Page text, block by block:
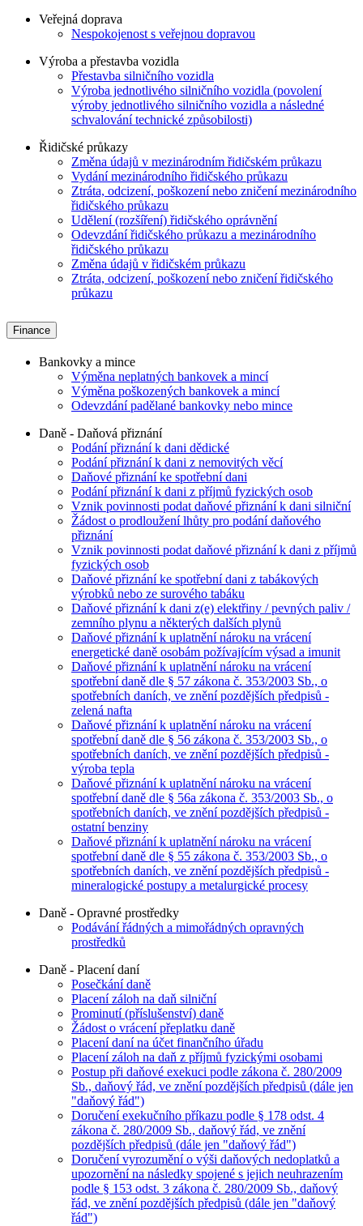
Veřejná doprava
Nespokojenost s veřejnou dopravou
Výroba a přestavba vozidla
Přestavba silničního vozidla
Výroba jednotlivého silničního vozidla (povolení
výroby jednotlivého silničního vozidla a následné
schvalování technické způsobilosti)
Řidičské průkazy
Změna údajů v mezinárodním řidičském průkazu
Vydání mezinárodního řidičského průkazu
Ztráta, odcizení, poškození nebo zničení mezinárodního
řidičského průkazu
Udělení (rozšíření) řidičského oprávnění
Odevzdání řidičského průkazu a mezinárodního
řidičského průkazu
Změna údajů v řidičském průkazu
Ztráta, odcizení, poškození nebo zničení řidičského
průkazu
Finance
Bankovky a mince
Výměna neplatných bankovek a mincí
Výměna poškozených bankovek a mincí
Odevzdání padělané bankovky nebo mince
Daně - Daňová přiznání
Podání přiznání k dani dědické
Podání přiznání k dani z nemovitých věcí
Daňové přiznání ke spotřební dani
Podání přiznání k dani z příjmů fyzických osob
Vznik povinnosti podat daňové přiznání k dani silniční
Žádost o prodloužení lhůty pro podání daňového
přiznání
Vznik povinnosti podat daňové přiznání k dani z příjmů
fyzických osob
Daňové přiznání ke spotřební dani z tabákových
výrobků nebo ze surového tabáku
Daňové přiznání k dani z(e) elektřiny / pevných paliv /
zemního plynu a některých dalších plynů
Daňové přiznání k uplatnění nároku na vrácení
energetické daně osobám požívajícím výsad a imunit
Daňové přiznání k uplatnění nároku na vrácení
spotřební daně dle § 57 zákona č. 353/2003 Sb., o
spotřebních daních, ve znění pozdějších předpisů -
zelená nafta
Daňové přiznání k uplatnění nároku na vrácení
spotřební daně dle § 56 zákona č. 353/2003 Sb., o
spotřebních daních, ve znění pozdějších předpisů -
výroba tepla
Daňové přiznání k uplatnění nároku na vrácení
spotřební daně dle § 56a zákona č. 353/2003 Sb., o
spotřebních daních, ve znění pozdějších předpisů -
ostatní benziny
Daňové přiznání k uplatnění nároku na vrácení
spotřební daně dle § 55 zákona č. 353/2003 Sb., o
spotřebních daních, ve znění pozdějších předpisů -
mineralogické postupy a metalurgické procesy
Daně - Opravné prostředky
Podávání řádných a mimořádných opravných
prostředků
Daně - Placení daní
Posečkání daně
Placení záloh na daň silniční
Prominutí (příslušenství) daně
Žádost o vrácení přeplatku daně
Placení daní na účet finančního úřadu
Placení záloh na daň z příjmů fyzickými osobami
Postup při daňové exekuci podle zákona č. 280/2009
Sb., daňový řád, ve znění pozdějších předpisů (dále jen
"daňový řád")
Doručení exekučního příkazu podle § 178 odst. 4
zákona č. 280/2009 Sb., daňový řád, ve znění
pozdějších předpisů (dále jen "daňový řád")
Doručení vyrozumění o výši daňových nedoplatků a
upozornění na následky spojené s jejich neuhrazením
podle § 153 odst. 3 zákona č. 280/2009 Sb., daňový
řád, ve znění pozdějších předpisů (dále jen "daňový
řád")